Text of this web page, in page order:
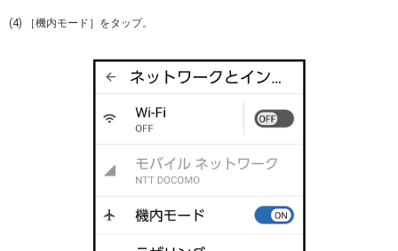
(4) ［機内モード］をタップ。